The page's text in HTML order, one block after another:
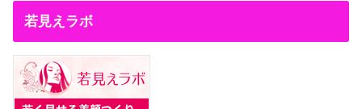
若見えラボ